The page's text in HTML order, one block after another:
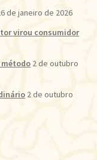
de janeiro de 2026
virou consumidor
método 2 de outubro
2 de outubro